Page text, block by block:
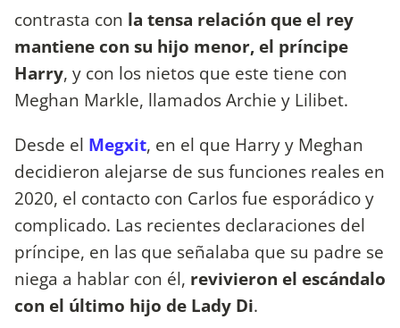
contrasta con la tensa relación que el rey
mantiene con su hijo menor, el príncipe
Harry, y con los nietos que este tiene con
Meghan Markle, llamados Archie y Lilibet.
Desde el Megxit, en el que Harry y Meghan
decidieron alejarse de sus funciones reales en
2020, el contacto con Carlos fue esporádico y
complicado. Las recientes declaraciones del
príncipe, en las que señalaba que su padre se
niega a hablar con él, revivieron el escándalo
con el último hijo de Lady Di.